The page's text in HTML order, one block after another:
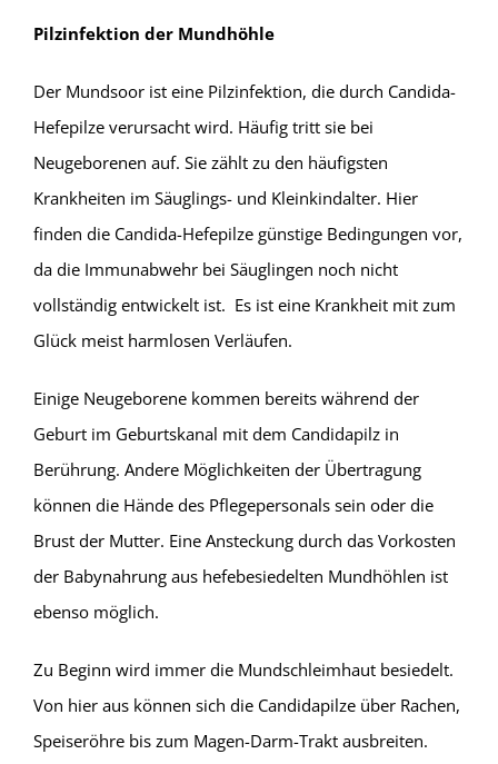
Pilzinfektion der Mundhöhle
Der Mundsoor ist eine Pilzinfektion, die durch Candida-
Hefepilze verursacht wird. Häufig tritt sie bei
Neugeborenen auf. Sie zählt zu den häufigsten
Krankheiten im Säuglings- und Kleinkindalter. Hier
finden die Candida-Hefepilze günstige Bedingungen vor,
da die Immunabwehr bei Säuglingen noch nicht
vollständig entwickelt ist. Es ist eine Krankheit mit zum
Glück meist harmlosen Verläufen.
Einige Neugeborene kommen bereits während der
Geburt im Geburtskanal mit dem Candidapilz in
Berührung. Andere Möglichkeiten der Übertragung
können die Hände des Pflegepersonals sein oder die
Brust der Mutter. Eine Ansteckung durch das Vorkosten
der Babynahrung aus hefebesiedelten Mundhöhlen ist
ebenso möglich.
Zu Beginn wird immer die Mundschleimhaut besiedelt.
Von hier aus können sich die Candidapilze über Rachen,
Speiseröhre bis zum Magen-Darm-Trakt ausbreiten.